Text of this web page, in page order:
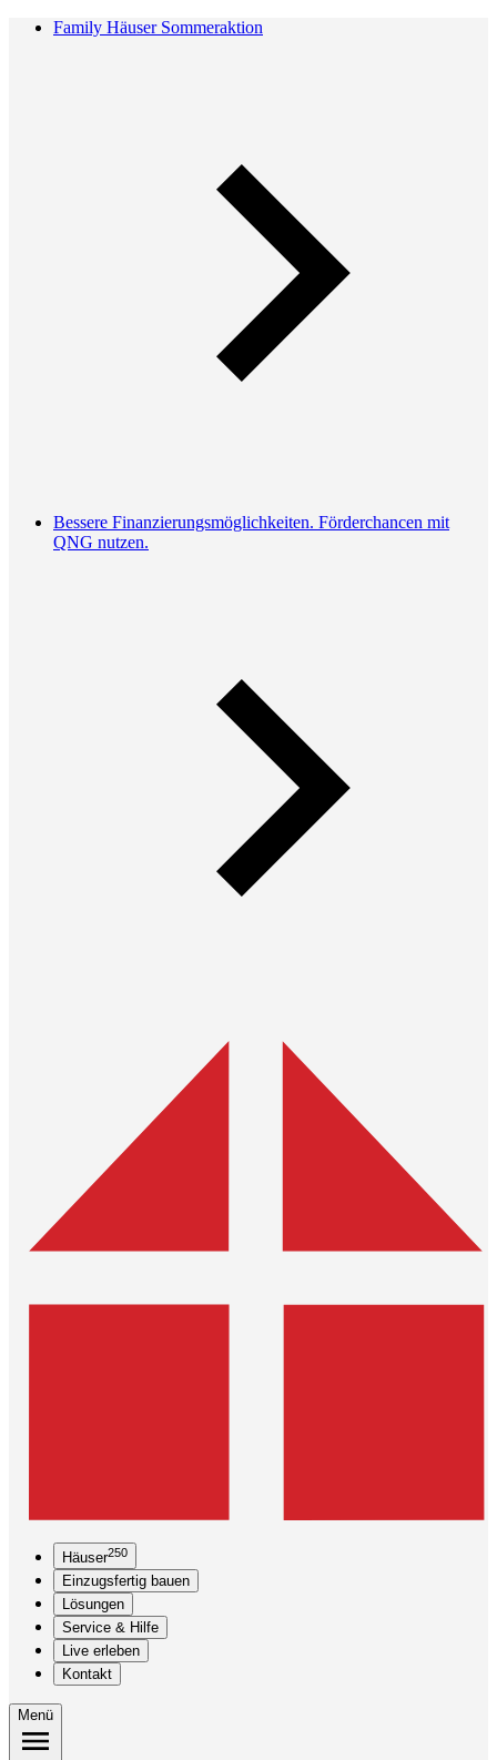
Family Häuser Sommeraktion
Bessere Finanzierungsmöglichkeiten. Förderchancen mit
QNG nutzen.
Häuser250
Einzugsfertig bauen
Lösungen
Service & Hilfe
Live erleben
Kontakt
Menü